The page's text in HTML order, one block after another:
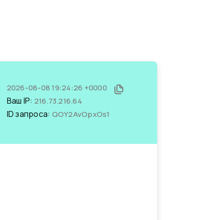
2026-08-08 19:24:26 +0000
Ваш IP: 216.73.216.64
ID запроса: QOY2AvOpxOs1